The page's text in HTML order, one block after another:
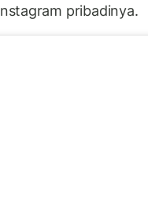
pribadinya.